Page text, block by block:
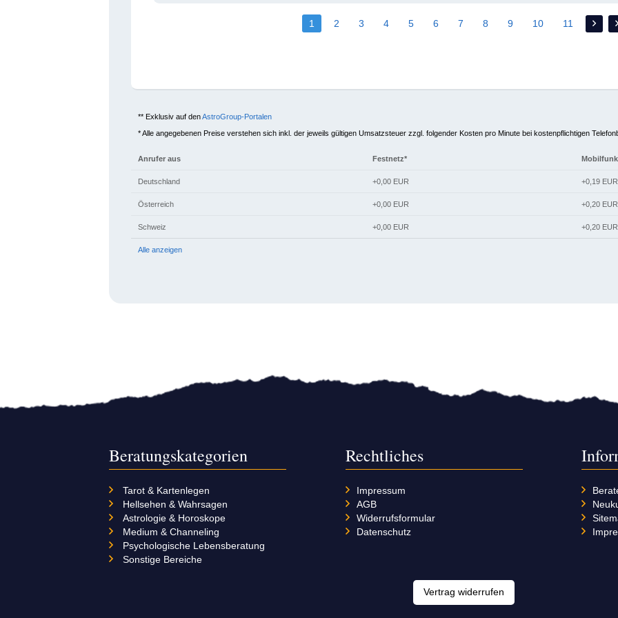
1 2 3 4 5 6 7 8 9 10 11
** Exklusiv auf denAstroGroup-Portalen
* Alle angegebenen Preise verstehen sich inkl. der jeweils gültigen Umsatzsteuer zzgl. folgender Kosten pro Minute bei kostenpflichtigen
Anrufer aus Festnetz*
Deutschland +0,00 EUR +0,19 EUR
Österreich +0,00 EUR +0,20 EUR
Schweiz +0,00 EUR +0,20 EUR
Alle anzeigen
Beratungskategorien
Tarot & Kartenlegen
Hellsehen & Wahrsagen
Astrologie & Horoskope
Medium & Channeling
Psychologische Lebensberatung
Sonstige Bereiche
Rechtliches
Impressum
AGB
Widerrufsformular
Datenschutz
Vertrag widerrufen